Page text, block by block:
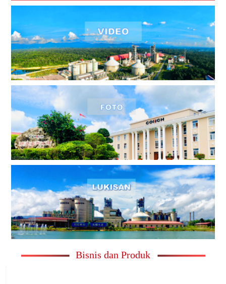
Bisnis dan Produk